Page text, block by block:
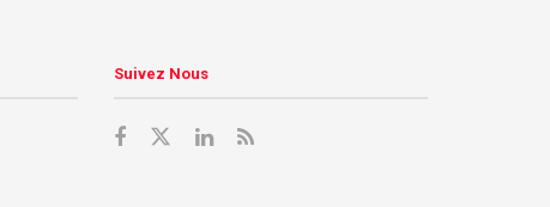
Suivez Nous